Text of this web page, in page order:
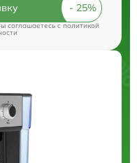
соглашаетесь cполитикой